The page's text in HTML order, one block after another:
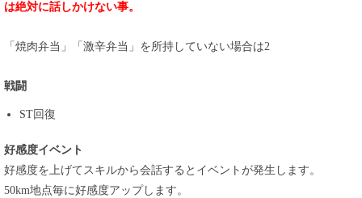
は絶対に話しかけない事。
「焼肉弁当」「激辛弁当」を所持していない場合は2
戦闘
ST回復
好感度イベント
好感度を上げてスキルから会話するとイベントが発生します。
50km地点毎に好感度アップします。